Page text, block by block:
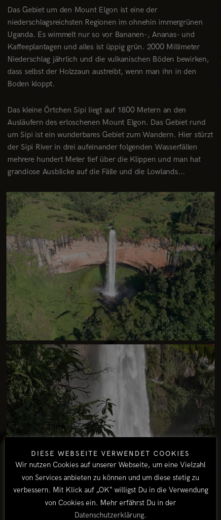
Das Gebiet um den Mount Elgon ist eine der
niederschlagsreichsten Regionen im ohnehin immergrünen
Uganda. Es wimmelt nur so vor Bananen-, Ananas- und
Kaffeeplantagen und alles ist üppig grün. 2000 Millimeter
Niederschlag jährlich und die vulkanischen Böden bewirken,
dass selbst der Holzzaun austreibt, wenn man ihn in den
Boden kloppt.
Das kleine Örtchen Sipi liegt auf 1800 Metern an den
Ausläufern des erloschenen Mount Elgon. Das Gebiet rund
um Sipi ist ein wunderbares Gebiet zum Wandern. Hier stürzt
der Sipi River in drei aufeinander folgenden Wasserfällen
mehrere hundert Meter tief über die Klippen und man hat
grandiose Ausblicke auf die Fälle und die Lowlands...
DIESE WEBSEITE VERWENDET COOKIES
Wir nutzen Cookies auf unserer Webseite, um eine Vielzahl
von Services anbieten zu können und um diese stetig zu
verbessern. Mit Klick auf „OK“ willigst Du in die Verwendung
von Cookies ein. Mehr erfährst Du in der
Datenschutzerklärung.